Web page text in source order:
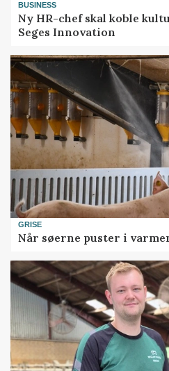
BUSINESS
Ny HR-chef skal koble
Seges Innovation
GRISE
Når søerne puster i